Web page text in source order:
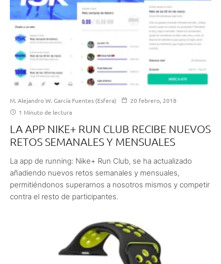
M. Alejandro W. García Fuentes (Esfera)
20 febrero, 2018
1 Minuto de lectura
LA APP NIKE+ RUN CLUB RECIBE NUEVOS
RETOS SEMANALES Y MENSUALES
La app de running: Nike+ Run Club, se ha actualizado
añadiendo nuevos retos semanales y mensuales,
permitiéndonos superarnos a nosotros mismos y competir
contra el resto de participantes.